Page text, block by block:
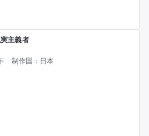
高校 聖剣工房DX」
っと待っています
後インソムニア」
転生したらスライムだった
は咲く、修羅の如く」
ー、めんどくさい」
主義者
制作国：日本